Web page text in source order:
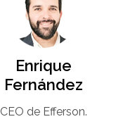
Enrique
Fernández
CEO de Efferson.